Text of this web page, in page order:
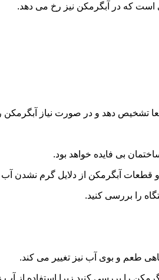
که در آبگرمکن نیز رخ می دهد.
تشخیص دهد و در صورت نیاز آبگرمکن
بی فایده خواهد بود.
آبگرمکن از دلایل گرم نشدن آب
را بررسی کنید.
طعم و بوی آب نیز تغییر می کند.
را بررسی کنید.زیرا استفاده از آب